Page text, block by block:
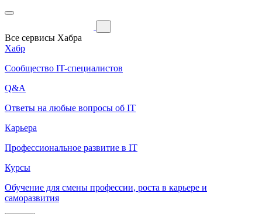
Все сервисы Хабра
Хабр
Сообщество IT-специалистов
Q&A
Ответы на любые вопросы об IT
Карьера
Профессиональное развитие в IT
Курсы
Обучение для смены профессии, роста в карьере и
саморазвития